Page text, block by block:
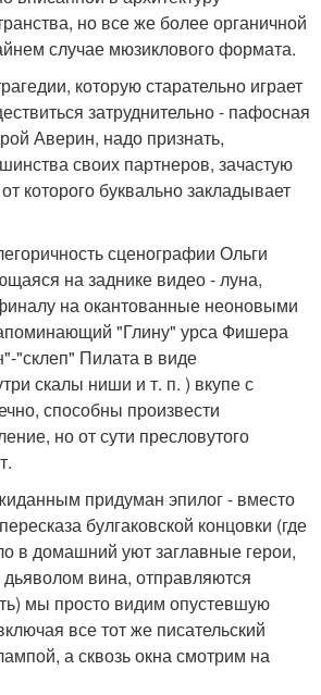
но все же более органичной
случае мюзиклового формата.
которую старательно играет
затруднительно - пафосная
Аверин, надо признать,
своих партнеров, зачастую
которого буквально закладывает
сценографии Ольги
на заднике видео - луна,
на окантованные неоновыми
"Глину" урса Фишера
"склеп" Пилата в виде
скалы ниши и т. п. ) вкупе с
способны произвести
но от сути пресловутого
придуман эпилог - вместо
булгаковской концовки (где
в домашний уют заглавные герои,
вина, отправляются
мы просто видим опустевшую
все тот же писательский
а сквозь окна смотрим на